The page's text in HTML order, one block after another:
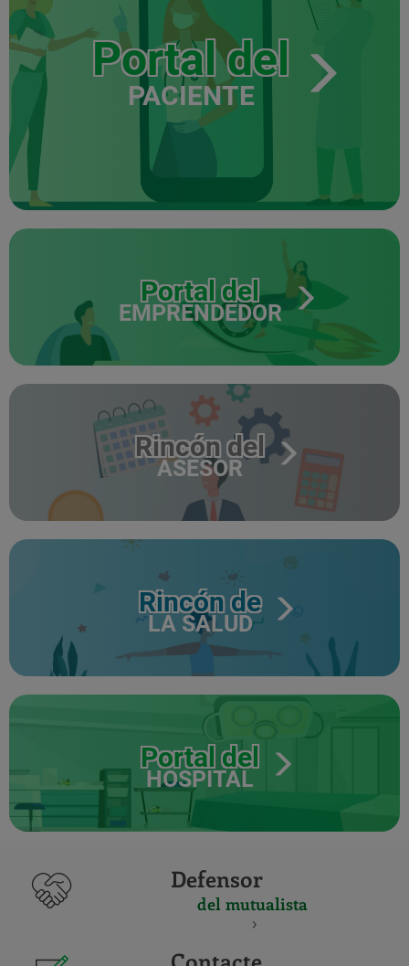
Portal del
PACIENTE
Portal del
EMPRENDEDOR
Rincón del
ASESOR
Rincón de
LA SALUD
Portal del
HOSPITAL
Defensor
del mutualista